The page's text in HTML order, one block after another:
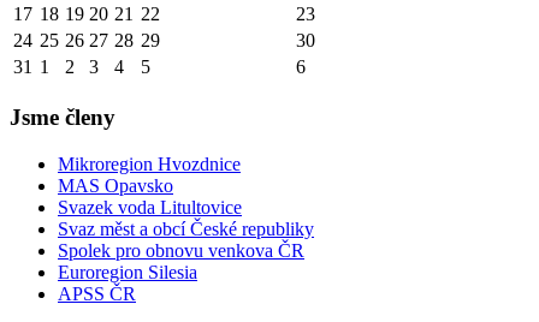
17 18 19 20 21 22
23
24 25 26 27 28 29
30
31 1 2 3 4 5 6
Jsme členy
Mikroregion Hvozdnice
MAS Opavsko
Svazek voda Litultovice
Svaz měst a obcí České republiky
Spolek pro obnovu venkova ČR
Euroregion Silesia
APSS ČR